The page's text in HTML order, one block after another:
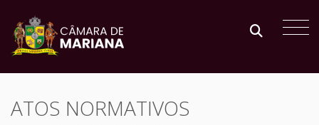
ATOS NORMATIVOS